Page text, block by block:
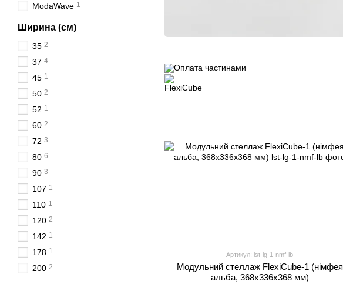
Артикул: lst-lg-1-nmf-lb
Модульний стеллаж FlexiCube-1 (німфея
альба, 368х336х368 мм)
ModaWave 1
Ширина (см)
35 2
37 4
45 1
50 2
52 1
60 2
72 3
80 6
90 3
107 1
110 1
120 2
142 1
178 1
200 2